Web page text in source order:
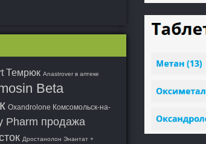
Темрюк Anastrover в аптеке
Beta
Oxandrolone Комсомольск-на-
Pharm продажа
Дростанолон Энантат +